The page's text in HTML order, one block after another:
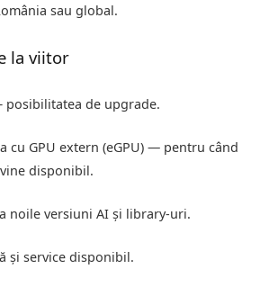
sau global.
la viitor
posibilitatea de upgrade.
cu GPU extern (eGPU) — pentru când
disponibil.
noile versiuni AI și library-uri.
și service disponibil.